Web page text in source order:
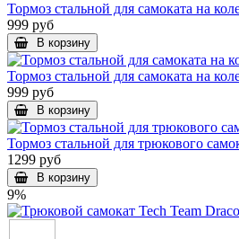
Тормоз стальной для самоката на
999 руб
В корзину
Тормоз стальной для самоката на
999 руб
В корзину
Тормоз стальной для трюкового
1299 руб
В корзину
9%